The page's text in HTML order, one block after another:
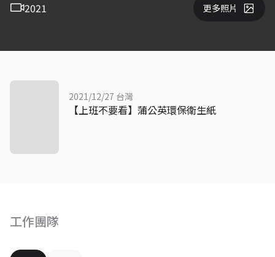
2021 更多照片
工作團隊
2021/12/27 台灣
【上班不要看】蒲公英環保衛生紙